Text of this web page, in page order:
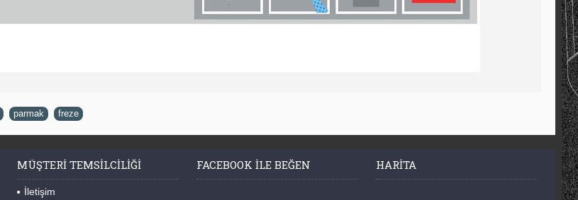
parmak freze
MÜŞTERI TEMSILCILIĞI
İletişim
FACEBOOK ILE BEĞEN HARITA